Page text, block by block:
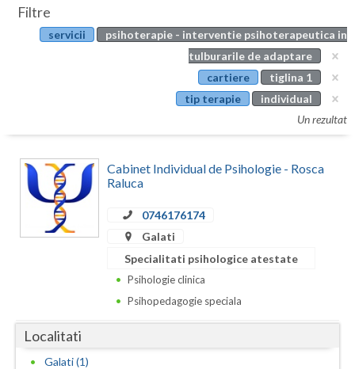
Botosani
Calarasi
Caras-Severin
Dambovita
Articole
Evenimente
Filtre
servicii
psihoterapie - interventie psihoterapeutica in
tulburarile de adaptare
cartiere
tiglina 1
tip terapie
individual
Un rezultat
Cabinet Individual de Psihologie - Rosca
Raluca
0746176174
Galati
Specialitati psihologice atestate
Psihologie clinica
Psihopedagogie speciala
Localitati
Galati (1)